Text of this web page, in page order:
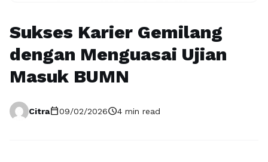
Sukses Karier Gemilang
dengan Menguasai Ujian
Masuk BUMN
Citracalendar_today09/02/2026schedule4 min read